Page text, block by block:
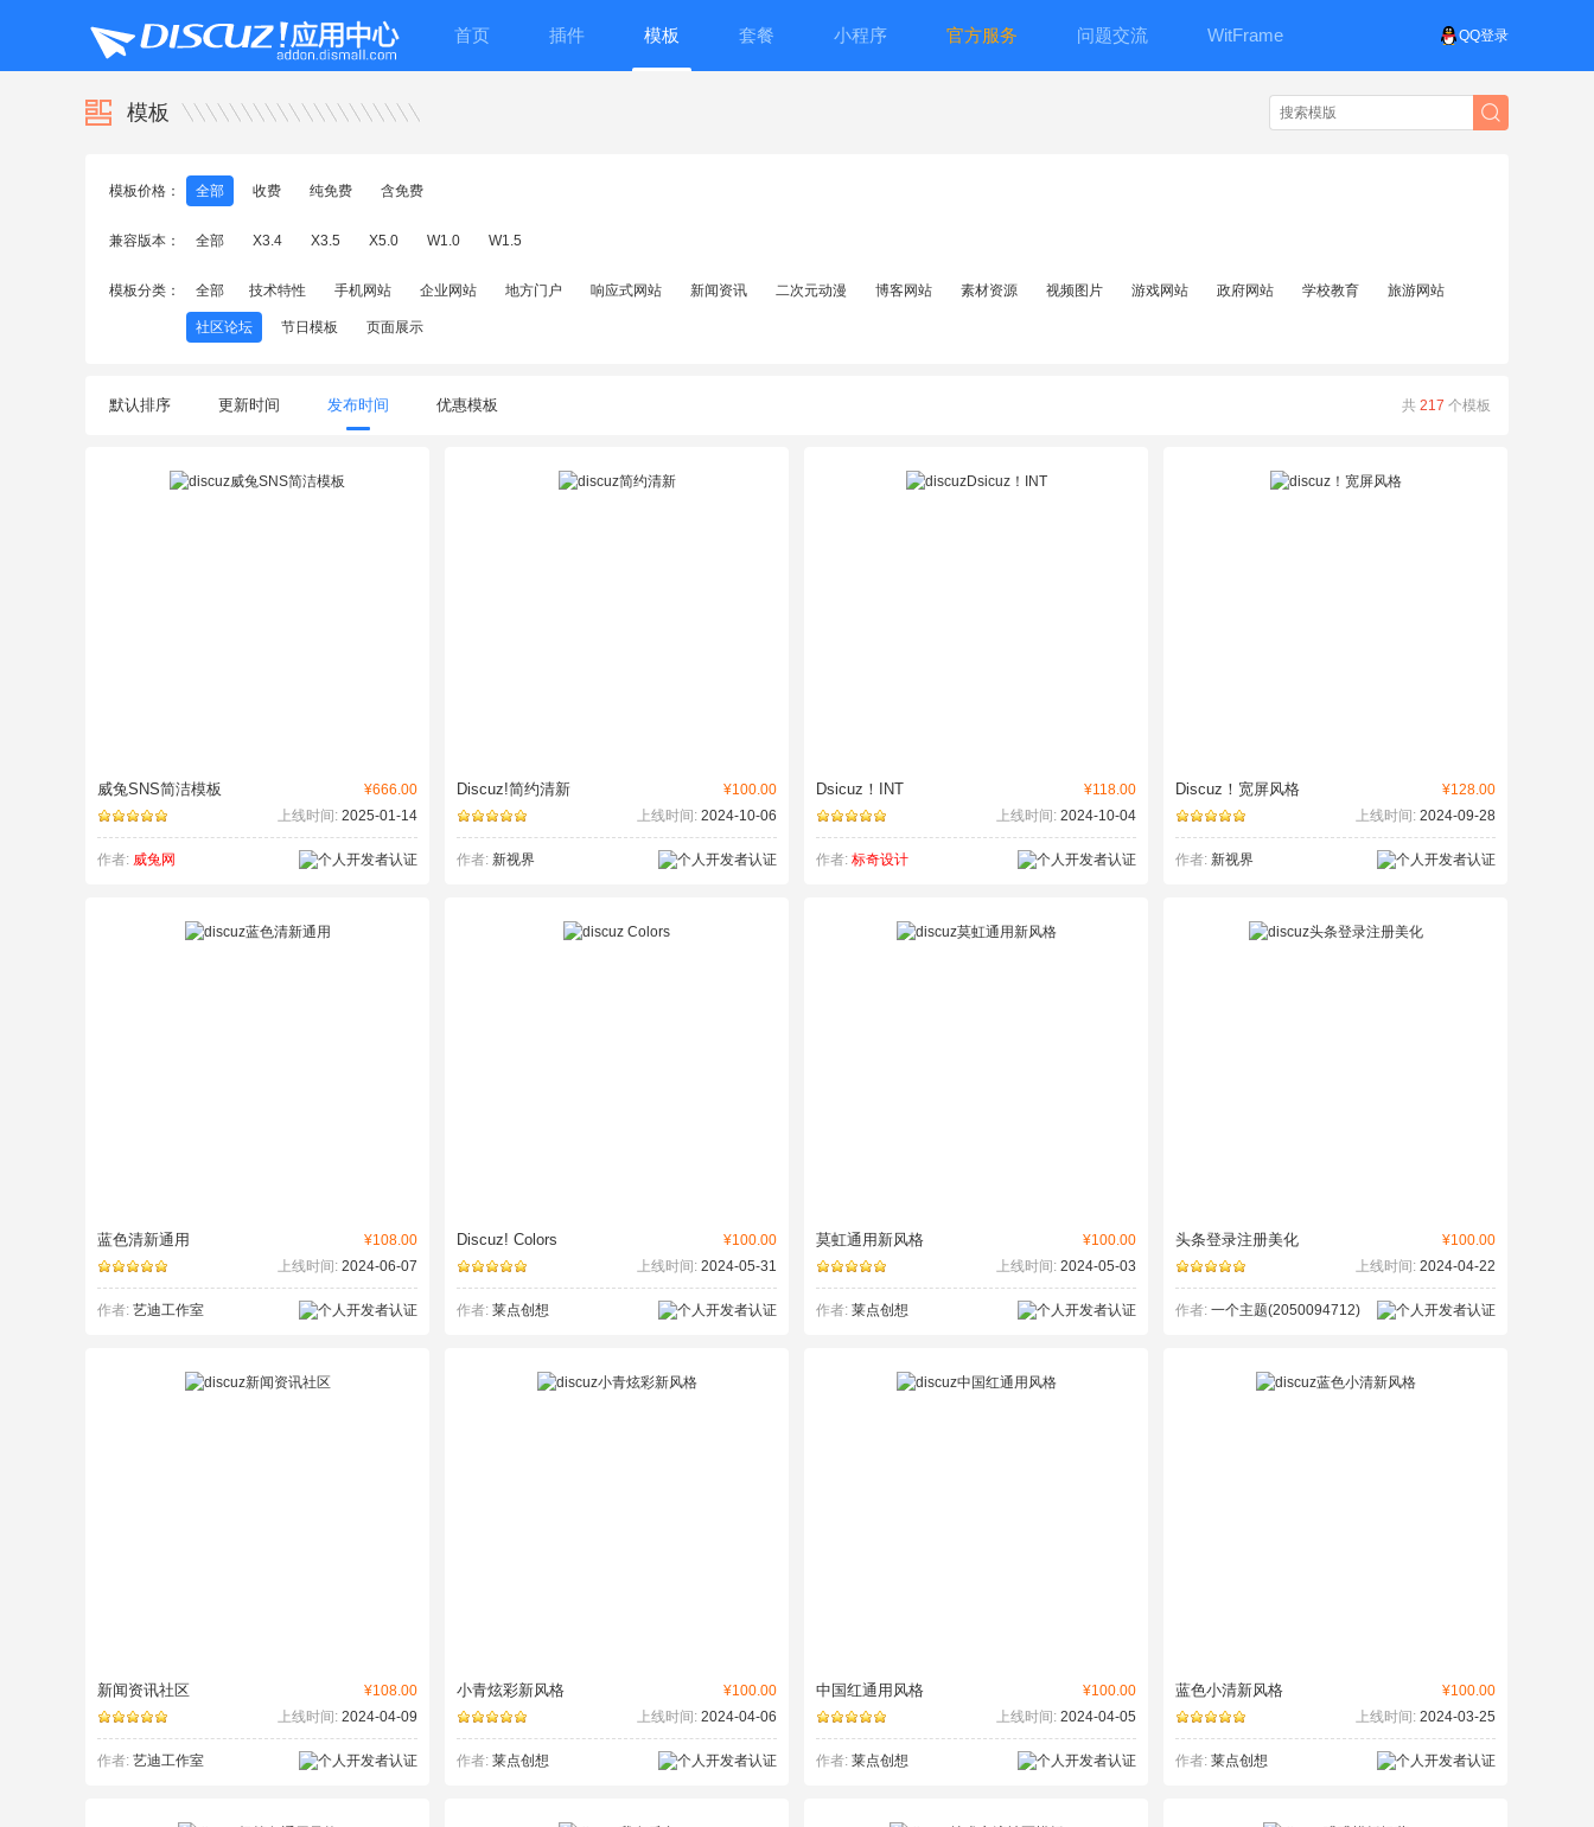
QQ登录
首页 插件 模板 套餐 小程序 官方服务 问题交流 WitFrame
模板
模板价格： 全部 收费 纯免费 含免费
兼容版本： 全部 X3.4 X3.5 X5.0 W1.0 W1.5
模板分类： 全部 技术特性 手机网站 企业网站 地方门户 响应式网站 新闻资讯 二次元动漫 博客网站 素材资源 视频图片 游戏网站 政府网站 学校教育 旅游网站
社区论坛 节日模板 页面展示
共 217 个模板
默认排序 更新时间 发布时间 优惠模板
¥666.00
威兔SNS简洁模板
上线时间: 2025-01-14
作者: 威兔网
¥100.00
Discuz!简约清新
上线时间: 2024-10-06
作者: 新视界
¥118.00
Dsicuz！INT
上线时间: 2024-10-04
作者: 标奇设计
¥128.00
Discuz！宽屏风格
上线时间: 2024-09-28
作者: 新视界
¥108.00
蓝色清新通用
上线时间: 2024-06-07
作者: 艺迪工作室
¥100.00
Discuz! Colors
上线时间: 2024-05-31
作者: 莱点创想
¥100.00
莫虹通用新风格
上线时间: 2024-05-03
作者: 莱点创想
¥100.00
头条登录注册美化
上线时间: 2024-04-22
作者: 一个主题(2050094712)
¥108.00
新闻资讯社区
上线时间: 2024-04-09
作者: 艺迪工作室
¥100.00
小青炫彩新风格
上线时间: 2024-04-06
作者: 莱点创想
¥100.00
中国红通用风格
上线时间: 2024-04-05
作者: 莱点创想
¥100.00
蓝色小清新风格
上线时间: 2024-03-25
作者: 莱点创想